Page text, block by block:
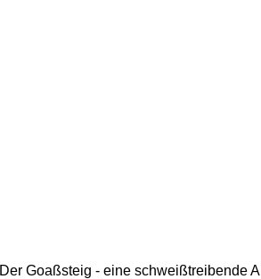
Der Goaßsteig - eine schweißtreibende